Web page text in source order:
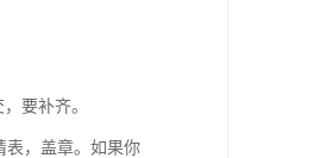
要补齐。
表，盖章。如果你